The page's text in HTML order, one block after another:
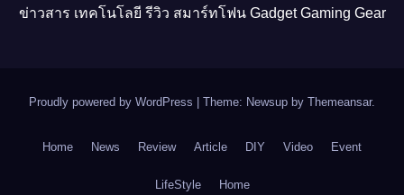
ข่าวสาร เทคโนโลยี รีวิว สมาร์ทโฟน Gadget Gaming Gear
Proudly powered by WordPress Theme: Newsup by Themeansar.
Home News Review Article DIY Video Event
LifeStyle Home